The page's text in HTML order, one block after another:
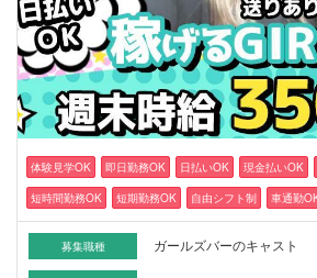
体験見学OK 即日勤務OK 日払いOK 現金払いOK
短時間勤務OK
短期勤務OK 自由シフト制 車通勤
募集職種 ガールズバーのキャスト